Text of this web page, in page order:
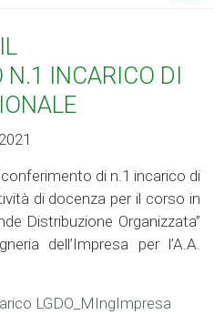
N.1 INCARICO DI
di n.1 incarico di
di docenza per il corso in
Distribuzione Organizzata”
dell’Impresa per l’A.A.
LGDO_MIngImpresa